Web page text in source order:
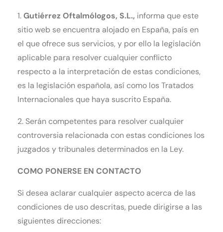
1.Gutiérrez Oftalmólogos, S.L., informa que este
sitio web se encuentra alojado en España, país en
el que ofrece sus servicios, y por ello la legislación
aplicable para resolver cualquier conflicto
respecto a la interpretación de estas condiciones,
es la legislación española, así como los Tratados
Internacionales que haya suscrito España.
2. Serán competentes para resolver cualquier
controversia relacionada con estas condiciones los
juzgados y tribunales determinados en la Ley.
COMO PONERSE EN CONTACTO
Si desea aclarar cualquier aspecto acerca de las
condiciones de uso descritas, puede dirigirse a las
siguientes direcciones: